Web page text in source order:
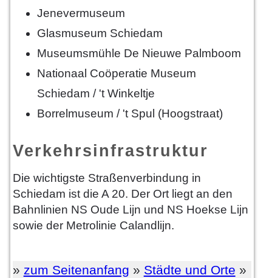
Jenevermuseum
Glasmuseum Schiedam
Museumsmühle De Nieuwe Palmboom
Nationaal Coöperatie Museum
Schiedam / 't Winkeltje
Borrelmuseum / 't Spul (Hoogstraat)
Verkehrsinfrastruktur
Die wichtigste Straßenverbindung in
Schiedam ist die A 20. Der Ort liegt an den
Bahnlinien NS Oude Lijn und NS Hoekse Lijn
sowie der Metrolinie Calandlijn.
» zum Seitenanfang » Städte und Orte »